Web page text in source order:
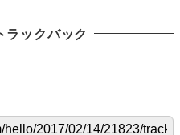
ラックバック